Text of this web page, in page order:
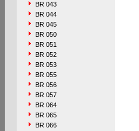
BR 043
BR 044
BR 045
BR 050
BR 051
BR 052
BR 053
BR 055
BR 056
BR 057
BR 064
BR 065
BR 066